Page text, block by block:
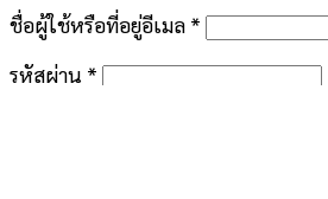
ชื่อผู้ใช้หรือที่อยู่อีเมล *
รหัสผ่าน *